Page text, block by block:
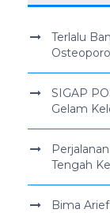
Terlalu
SIGAP
Gelam
Tengah
Bima